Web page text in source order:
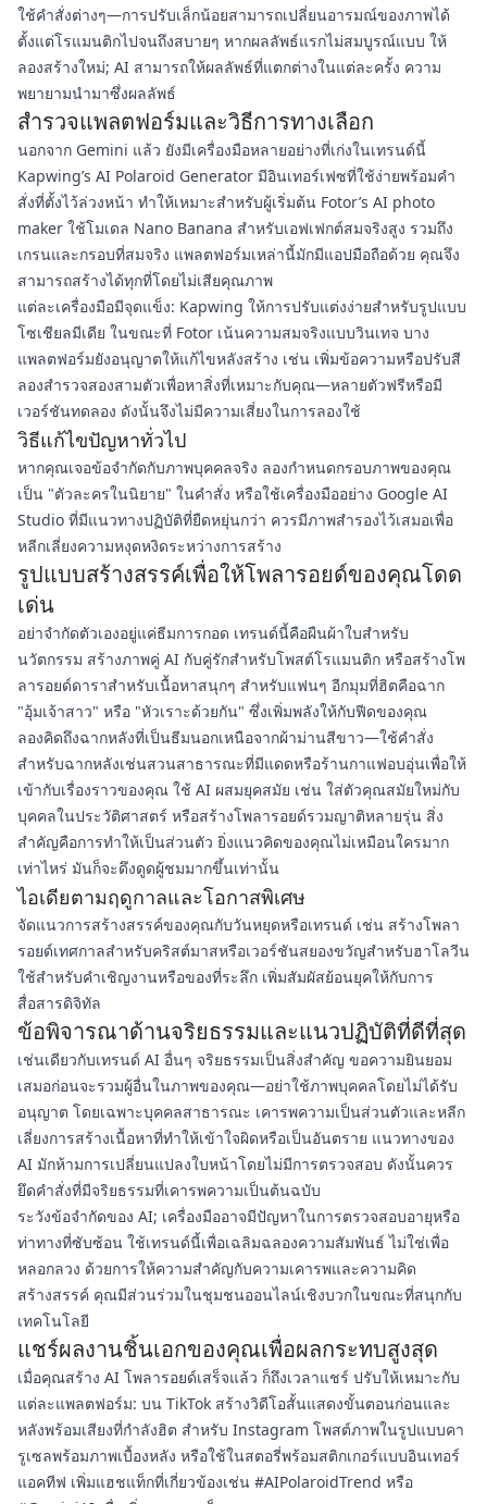
ใช้คำสั่งต่างๆ—การปรับเล็กน้อยสามารถเปลี่ยนอารมณ์ของภาพได้
ตั้งแต่โรแมนติกไปจนถึงสบายๆ หากผลลัพธ์แรกไม่สมบูรณ์แบบ ให้
ลองสร้างใหม่; AI สามารถให้ผลลัพธ์ที่แตกต่างในแต่ละครั้ง ความ
พยายามนำมาซึ่งผลลัพธ์
สำรวจแพลตฟอร์มและวิธีการทางเลือก
นอกจาก Gemini แล้ว ยังมีเครื่องมือหลายอย่างที่เก่งในเทรนด์นี้
Kapwing’s AI Polaroid Generator มีอินเทอร์เฟซที่ใช้ง่ายพร้อมคำ
สั่งที่ตั้งไว้ล่วงหน้า ทำให้เหมาะสำหรับผู้เริ่มต้น Fotor’s AI photo
maker ใช้โมเดล Nano Banana สำหรับเอฟเฟกต์สมจริงสูง รวมถึง
เกรนและกรอบที่สมจริง แพลตฟอร์มเหล่านี้มักมีแอปมือถือด้วย คุณจึง
สามารถสร้างได้ทุกที่โดยไม่เสียคุณภาพ
แต่ละเครื่องมือมีจุดแข็ง: Kapwing ให้การปรับแต่งง่ายสำหรับรูปแบบ
โซเชียลมีเดีย ในขณะที่ Fotor เน้นความสมจริงแบบวินเทจ บาง
แพลตฟอร์มยังอนุญาตให้แก้ไขหลังสร้าง เช่น เพิ่มข้อความหรือปรับสี
ลองสำรวจสองสามตัวเพื่อหาสิ่งที่เหมาะกับคุณ—หลายตัวฟรีหรือมี
เวอร์ชันทดลอง ดังนั้นจึงไม่มีความเสี่ยงในการลองใช้
วิธีแก้ไขปัญหาทั่วไป
หากคุณเจอข้อจำกัดกับภาพบุคคลจริง ลองกำหนดกรอบภาพของคุณ
เป็น "ตัวละครในนิยาย" ในคำสั่ง หรือใช้เครื่องมืออย่าง Google AI
Studio ที่มีแนวทางปฏิบัติที่ยืดหยุ่นกว่า ควรมีภาพสำรองไว้เสมอเพื่อ
หลีกเลี่ยงความหงุดหงิดระหว่างการสร้าง
รูปแบบสร้างสรรค์เพื่อให้โพลารอยด์ของคุณโดด
เด่น
อย่าจำกัดตัวเองอยู่แค่ธีมการกอด เทรนด์นี้คือผืนผ้าใบสำหรับ
นวัตกรรม สร้างภาพคู่ AI กับคู่รักสำหรับโพสต์โรแมนติก หรือสร้างโพ
ลารอยด์ดาราสำหรับเนื้อหาสนุกๆ สำหรับแฟนๆ อีกมุมที่ฮิตคือฉาก
"อุ้มเจ้าสาว" หรือ "หัวเราะด้วยกัน" ซึ่งเพิ่มพลังให้กับฟีดของคุณ
ลองคิดถึงฉากหลังที่เป็นธีมนอกเหนือจากผ้าม่านสีขาว—ใช้คำสั่ง
สำหรับฉากหลังเช่นสวนสาธารณะที่มีแดดหรือร้านกาแฟอบอุ่นเพื่อให้
เข้ากับเรื่องราวของคุณ ใช้ AI ผสมยุคสมัย เช่น ใส่ตัวคุณสมัยใหม่กับ
บุคคลในประวัติศาสตร์ หรือสร้างโพลารอยด์รวมญาติหลายรุ่น สิ่ง
สำคัญคือการทำให้เป็นส่วนตัว ยิ่งแนวคิดของคุณไม่เหมือนใครมาก
เท่าไหร่ มันก็จะดึงดูดผู้ชมมากขึ้นเท่านั้น
ไอเดียตามฤดูกาลและโอกาสพิเศษ
จัดแนวการสร้างสรรค์ของคุณกับวันหยุดหรือเทรนด์ เช่น สร้างโพลา
รอยด์เทศกาลสำหรับคริสต์มาสหรือเวอร์ชันสยองขวัญสำหรับฮาโลวีน
ใช้สำหรับคำเชิญงานหรือของที่ระลึก เพิ่มสัมผัสย้อนยุคให้กับการ
สื่อสารดิจิทัล
ข้อพิจารณาด้านจริยธรรมและแนวปฏิบัติที่ดีที่สุด
เช่นเดียวกับเทรนด์ AI อื่นๆ จริยธรรมเป็นสิ่งสำคัญ ขอความยินยอม
เสมอก่อนจะรวมผู้อื่นในภาพของคุณ—อย่าใช้ภาพบุคคลโดยไม่ได้รับ
อนุญาต โดยเฉพาะบุคคลสาธารณะ เคารพความเป็นส่วนตัวและหลีก
เลี่ยงการสร้างเนื้อหาที่ทำให้เข้าใจผิดหรือเป็นอันตราย แนวทางของ
AI มักห้ามการเปลี่ยนแปลงใบหน้าโดยไม่มีการตรวจสอบ ดังนั้นควร
ยึดคำสั่งที่มีจริยธรรมที่เคารพความเป็นต้นฉบับ
ระวังข้อจำกัดของ AI; เครื่องมืออาจมีปัญหาในการตรวจสอบอายุหรือ
ท่าทางที่ซับซ้อน ใช้เทรนด์นี้เพื่อเฉลิมฉลองความสัมพันธ์ ไม่ใช่เพื่อ
หลอกลวง ด้วยการให้ความสำคัญกับความเคารพและความคิด
สร้างสรรค์ คุณมีส่วนร่วมในชุมชนออนไลน์เชิงบวกในขณะที่สนุกกับ
เทคโนโลยี
แชร์ผลงานชิ้นเอกของคุณเพื่อผลกระทบสูงสุด
เมื่อคุณสร้าง AI โพลารอยด์เสร็จแล้ว ก็ถึงเวลาแชร์ ปรับให้เหมาะกับ
แต่ละแพลตฟอร์ม: บน TikTok สร้างวิดีโอสั้นแสดงขั้นตอนก่อนและ
หลังพร้อมเสียงที่กำลังฮิต สำหรับ Instagram โพสต์ภาพในรูปแบบคา
รูเซลพร้อมภาพเบื้องหลัง หรือใช้ในสตอรี่พร้อมสติกเกอร์แบบอินเทอร์
แอคทีฟ เพิ่มแฮชแท็กที่เกี่ยวข้องเช่น #AIPolaroidTrend หรือ